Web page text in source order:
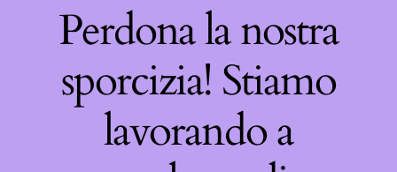
Perdona la nostra
sporcizia! Stiamo
lavorando a